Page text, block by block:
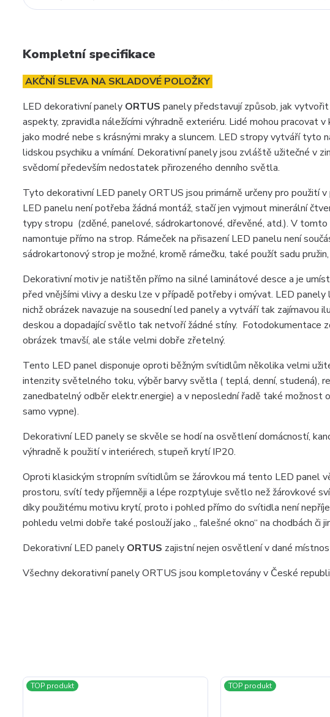
Kompletní specifikace
AKČNÍ SLEVA NA SKLADOVÉ POLOŽKY
LED dekorativní panely ORTUS panely představují způsob, jak
aspekty, zpravidla náležícími výhradně exteriéru. Lidé mohou pracovat
jako modré nebe s krásnými mraky a sluncem. LED stropy vytváří tyto
lidskou psychiku a vnímání. Dekorativní panely jsou zvláště užitečné v
svědomí především nedostatek přirozeného denního světla.
Tyto dekorativní LED panely ORTUS jsou primárně určeny pro použití
LED panelu není potřeba žádná montáž, stačí jen vyjmout minerální
typy stropu (zděné, panelové, sádrokartonové, dřevěné, atd.). V
namontuje přímo na strop. Rámeček na přisazení LED panelu není
sádrokartonový strop je možné, kromě rámečku, také použít sadu
Dekorativní motiv je natištěn přímo na silné laminátové desce a je
před vnějšími vlivy a desku lze v případě potřeby i omývat. LED
nichž obrázek navazuje na sousední led panely a vytváří tak
deskou a dopadající světlo tak netvoří žádné stíny. Fotodokumentace
obrázek tmavší, ale stále velmi dobře zřetelný.
Tento LED panel disponuje oproti běžným svítidlům několika velmi
intenzity světelného toku, výběr barvy světla ( teplá, denní, studená),
zanedbatelný odběr elektr.energie) a v neposlední řadě také
samo vypne).
Dekorativní LED panely se skvěle se hodí na osvětlení domácností,
výhradně k použití v interiérech, stupeň krytí IP20.
Oproti klasickým stropním svítidlům se žárovkou má tento LED panel
prostoru, svítí tedy příjemněji a lépe rozptyluje světlo než žárovkové
díky použitému motivu krytí, proto i pohled přímo do svítidla není
pohledu velmi dobře také poslouží jako „ falešné okno“ na chodbách či
Dekorativní LED panely ORTUS zajistní nejen osvětlení v dané
Všechny dekorativní panely ORTUS jsou kompletovány v České
TOP produkt TOP produkt